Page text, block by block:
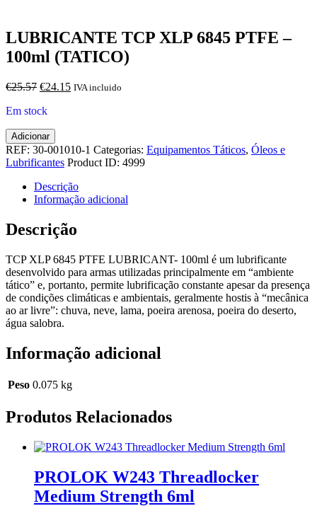
LUBRICANTE TCP XLP 6845 PTFE –
100ml (TATICO)
€25.57 O
original
€25.57.
€24.15OIVA incluido
Em stock
Quantidade
de
LUBRICANTE
XLP
6845
-
100ml
Adicionar
REF: 30-001010-1 Categorias: Equipamentos Táticos, Óleos e
Lubrificantes Product ID: 4999
Descrição
Informação adicional
Descrição
TCP XLP 6845 PTFE LUBRICANT- 100ml é um lubrificante
desenvolvido para armas utilizadas principalmente em “ambiente
tático” e, portanto, permite lubrificação constante apesar da presença
de condições climáticas e ambientais, geralmente hostis à “mecânica
ao ar livre”: chuva, neve, lama, poeira arenosa, poeira do deserto,
água salobra.
Informação adicional
Peso 0.075 kg
Produtos Relacionados
PROLOK W243 Threadlocker
Medium Strength 6ml